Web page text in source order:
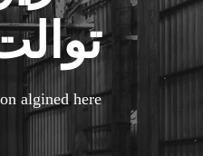
algined here